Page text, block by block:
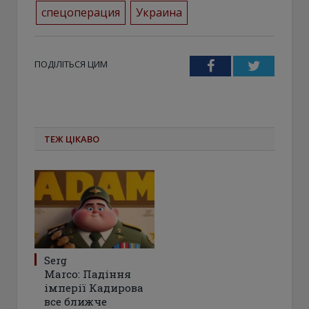
спецоперация
Украина
ПОДІЛІТЬСЯ ЦИМ FacebookTwitter
ТЕЖ ЦІКАВО
Serg
Marco: Падіння
імперії Кадирова
все ближче